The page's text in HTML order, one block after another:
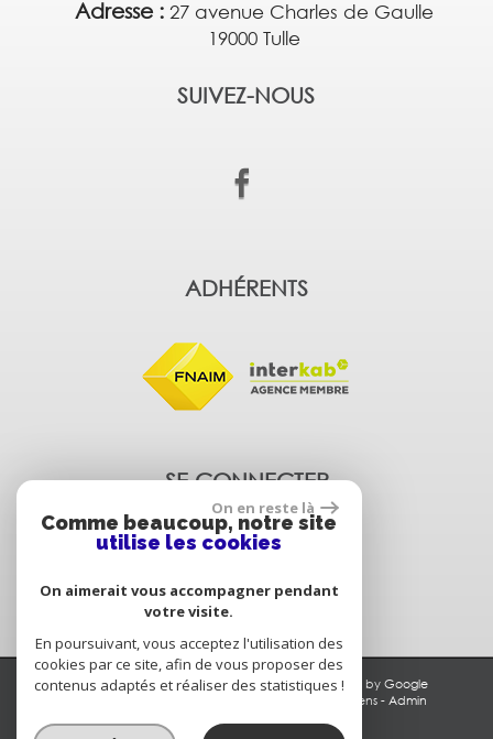
Adresse : 27 avenue Charles de Gaulle
19000 Tulle
SUIVEZ-NOUS
ADHÉRENTS
SE CONNECTER
© 2026 | Tous droits réservés | Traduction powered by Google
Liens- Admin
On en reste là
Comme beaucoup, notre site
utilise les cookies
On aimerait vous accompagner pendant
votre visite.
En poursuivant, vous acceptez l'utilisation des
cookies par ce site, afin de vous proposer des
contenus adaptés et réaliser des statistiques !